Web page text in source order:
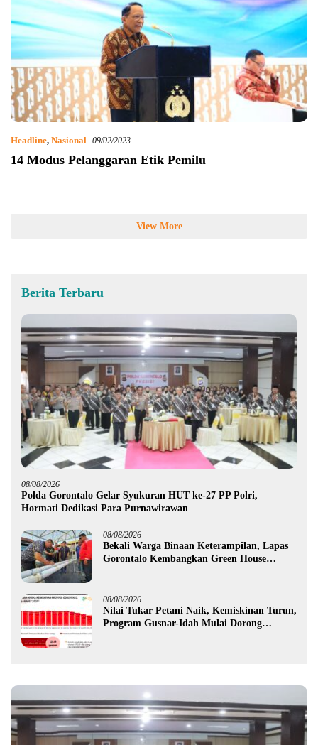
Headline, Nasional 09/02/2023
14 Modus Pelanggaran Etik Pemilu
View More
Berita Terbaru
08/08/2026
Polda Gorontalo Gelar Syukuran HUT ke-27 PP Polri,
Hormati Dedikasi Para Purnawirawan
08/08/2026
Bekali Warga Binaan Keterampilan, Lapas
Gorontalo Kembangkan Green House
08/08/2026
Nilai Tukar Petani Naik, Kemiskinan Turun,
Program Gusnar-Idah Mulai Dorong